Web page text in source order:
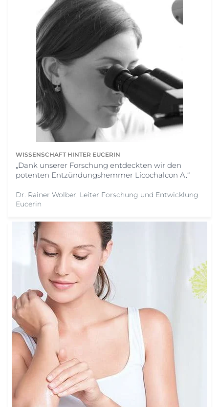
WISSENSCHAFT HINTER EUCERIN
„Dank unserer Forschung entdeckten wir den
potenten Entzündungshemmer Licochalcon A.“
Dr. Rainer Wolber, Leiter Forschung und Entwicklung
Eucerin